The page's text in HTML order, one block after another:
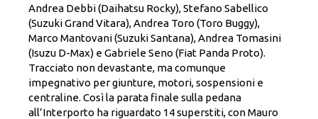
Andrea Debbi (Daihatsu Rocky), Stefano Sabellico
(Suzuki Grand Vitara), Andrea Toro (Toro Buggy),
Marco Mantovani (Suzuki Santana), Andrea Tomasini
(Isuzu D-Max) e Gabriele Seno (Fiat Panda Proto).
Tracciato non devastante, ma comunque
impegnativo per giunture, motori, sospensioni e
centraline. Così la parata finale sulla pedana
all’Interporto ha riguardato 14 superstiti, con Mauro